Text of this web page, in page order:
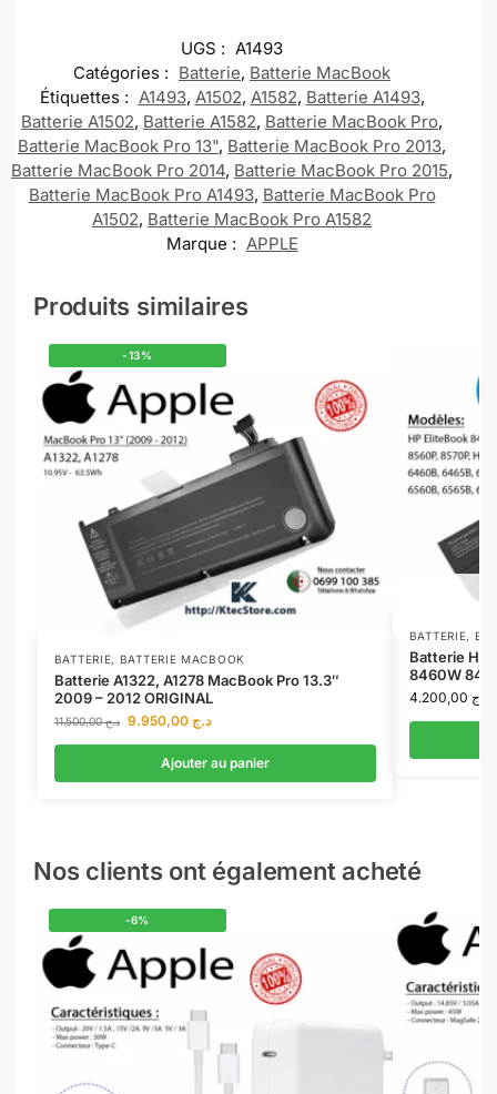
UGS : A1493
Catégories : Batterie, Batterie MacBook
Étiquettes : A1493, A1502, A1582, Batterie A1493,
Batterie A1502, Batterie A1582, Batterie MacBook Pro,
Batterie MacBook Pro 13", Batterie MacBook Pro 2013,
Batterie MacBook Pro 2014, Batterie MacBook Pro 2015,
Batterie MacBook Pro A1493, Batterie MacBook Pro
A1502, Batterie MacBook Pro A1582
Marque : APPLE
Produits similaires
-13%
BATTERIE, BATTERIE MACBOOK
Batterie A1322, A1278 MacBook Pro 13.3″
2009 – 2012 ORIGINAL
د.ج11.500,00 د.ج 9.950,00
Ajouter au panier
BATTERIE,
Batterie HP
8460W
د.ج
Nos clients ont également acheté
-6%